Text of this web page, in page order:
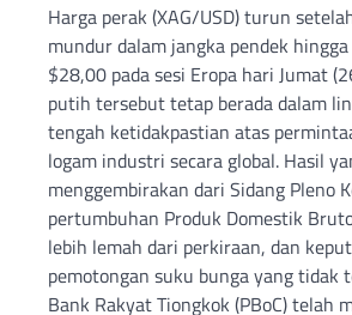
Harga perak (XAG/USD) turun
mundur dalam jangka pendek
$28,00 pada sesi Eropa hari Jumat
putih tersebut tetap berada dalam
tengah ketidakpastian atas
logam industri secara global. Hasil
menggembirakan dari Sidang Pleno
pertumbuhan Produk Domestik
lebih lemah dari perkiraan, dan
pemotongan suku bunga yang tidak
Bank Rakyat Tiongkok (PBoC) telah